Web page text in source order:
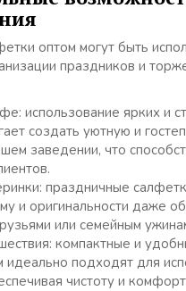
оптом могут быть
праздников и
использование ярких и
создать уютную и
заведении, что
праздничные
и оригинальности даже
или семейным
компактные и
идеально подходят для
чистоту и